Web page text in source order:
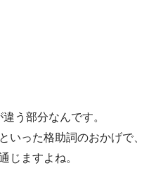
う部分なんです。
いった格助詞のおかげで、
じますよね。